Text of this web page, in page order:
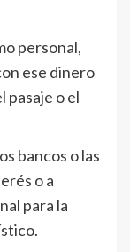
personal,
ese dinero
pasaje o el
bancos o las
o a
para la